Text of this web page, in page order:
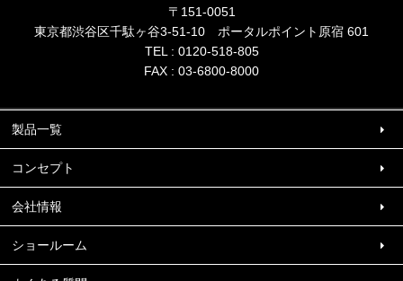
〒151-0051
東京都渋谷区千駄ヶ谷3-51-10 ポータルポイント 原宿 601
TEL : 0120-518-805
FAX : 03-6800-8000
製品一覧
コンセプト
会社情報
ショールーム